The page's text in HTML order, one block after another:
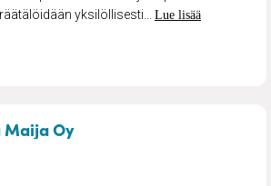
yksilöllisesti... Lue lisää
Oy– Kotisiivous